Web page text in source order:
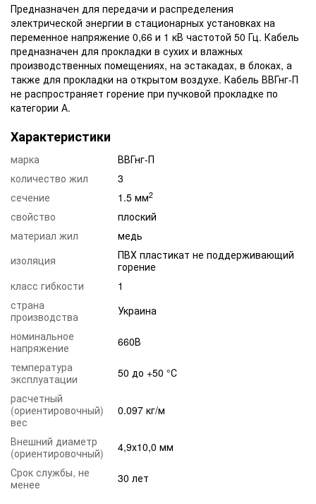
Предназначен для передачи и распределения
электрической энергии в стационарных установках на
переменное напряжение 0,66 и 1 кВ частотой 50 Гц. Кабель
предназначен для прокладки в сухих и влажных
производственных помещениях, на эстакадах, в блоках, а
также для прокладки на открытом воздухе. Кабель ВВГнг-П
не распространяет горение при пучковой прокладке по
категории А.
Характеристики
марка
ВВГнг-П
количество жил
3
сечение
1.5 мм2
свойство
плоский
материал жил
медь
изоляция
ПВХ пластикат не поддерживающий
горение
класс гибкости
1
страна
производства
Украина
номинальное
напряжение
660В
температура
эксплуатации
50 до +50 °С
расчетный
(ориентировочный)
вес
0.097 кг/м
Внешний диаметр
(ориентировочный)
4,9х10,0 мм
Срок службы, не
менее
30 лет